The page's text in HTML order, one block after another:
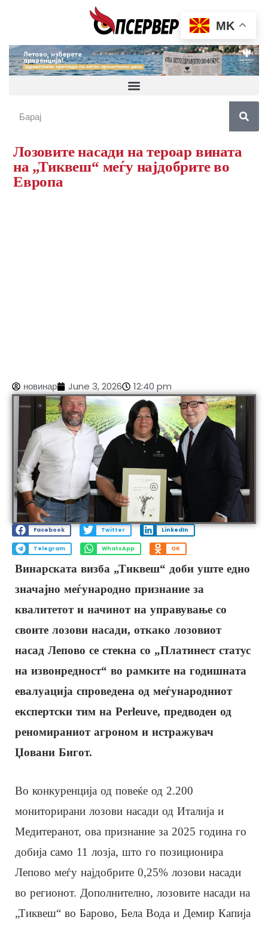
Лозовите насади на тероар вината
на „Тиквеш“ меѓу најдобрите во
Европа
новинар June 3, 2026 12:40 pm
Facebook Twitter LinkedIn
Telegram WhatsApp OK
Винарската визба „Тиквеш“ доби уште едно
значајно меѓународно признание за
квалитетот и начинот на управување со
своите лозови насади, откако лозовиот
насад Лепово се стекна со „Платинест статус
на извонредност“ во рамките на годишната
евалуација спроведена од меѓународниот
експертски тим на Perleuve, предводен од
реномираниот агроном и истражувач
Џовани Бигот.
Во конкуренција од повеќе од 2.200
мониторирани лозови насади од Италија и
Медитеранот, ова признание за 2025 година го
добија само 11 лозја, што го позиционира
Лепово меѓу најдобрите 0,25% лозови насади
во регионот. Дополнително, лозовите насади на
„Тиквеш“ во Барово, Бела Вода и Демир Капија
MK